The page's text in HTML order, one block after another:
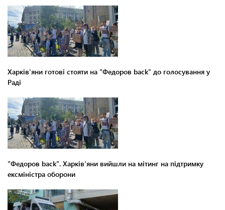
Харків'яни готові стояти на "Федоров back" до голосування у
Раді
"Федоров back". Харків'яни вийшли на мітинг на підтримку
ексміністра оборони